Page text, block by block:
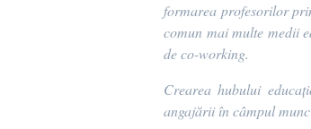
formarea profesorilor
comun mai multe medii
de co-working.
Crearea hubului
angajării în câmpul